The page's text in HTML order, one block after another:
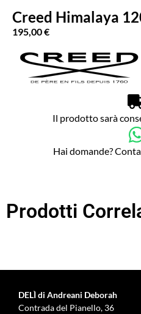
Creed Himalaya
195,00€
Il prodotto sarà
Hai domande?
Prodotti
DELÌ di Andreani Deborah
Contrada del Pianello, 36